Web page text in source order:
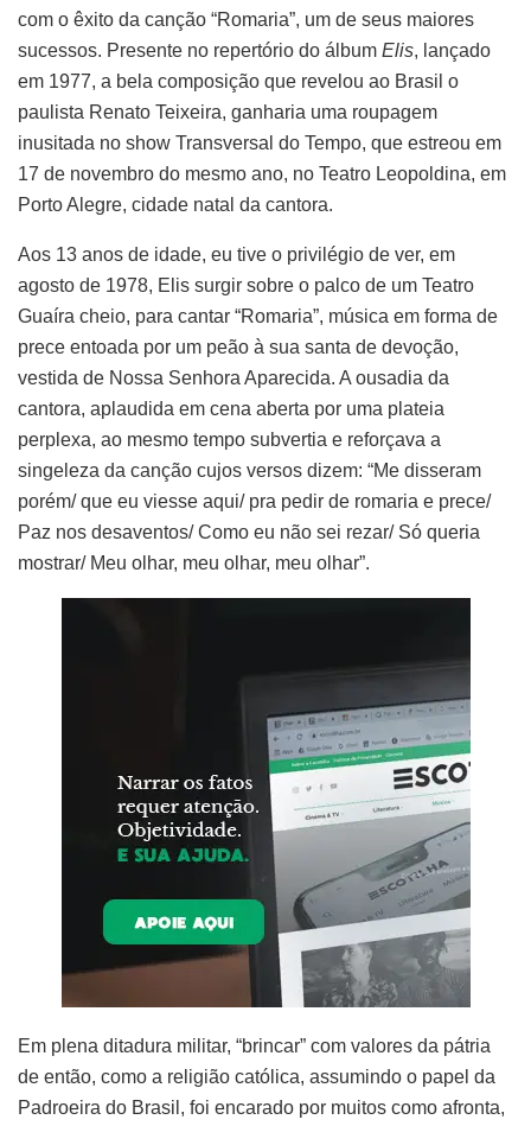
com o êxito da canção “Romaria”, um de seus maiores
sucessos. Presente no repertório do álbum Elis, lançado
em 1977, a bela composição que revelou ao Brasil o
paulista Renato Teixeira, ganharia uma roupagem
inusitada no show Transversal do Tempo, que estreou em
17 de novembro do mesmo ano, no Teatro Leopoldina, em
Porto Alegre, cidade natal da cantora.
Aos 13 anos de idade, eu tive o privilégio de ver, em
agosto de 1978, Elis surgir sobre o palco de um Teatro
Guaíra cheio, para cantar “Romaria”, música em forma de
prece entoada por um peão à sua santa de devoção,
vestida de Nossa Senhora Aparecida. A ousadia da
cantora, aplaudida em cena aberta por uma plateia
perplexa, ao mesmo tempo subvertia e reforçava a
singeleza da canção cujos versos dizem: “Me disseram
porém/ que eu viesse aqui/ pra pedir de romaria e prece/
Paz nos desaventos/ Como eu não sei rezar/ Só queria
mostrar/ Meu olhar, meu olhar, meu olhar”.
Em plena ditadura militar, “brincar” com valores da pátria
de então, como a religião católica, assumindo o papel da
Padroeira do Brasil, foi encarado por muitos como afronta,